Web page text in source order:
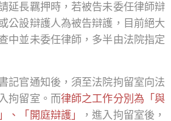
延長羈押時，若被告未委任律師辯
公設辯護人為被告辯護，目前絕大
中並未委任律師，多半由法院指定
記官通知後，須至法院拘留室向法
拘留室。而律師之工作分別為「與
、「開庭辯護」
，進入拘留室後，